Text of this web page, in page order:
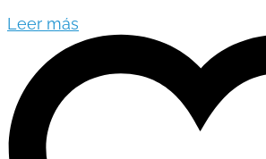
Leer más